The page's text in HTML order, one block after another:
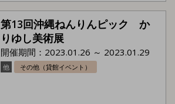
第13回沖縄ねんりんピック か
りゆし美術展
開催期間：2023.01.26 ～ 2023.01.29
他 その他（貸館イベント）